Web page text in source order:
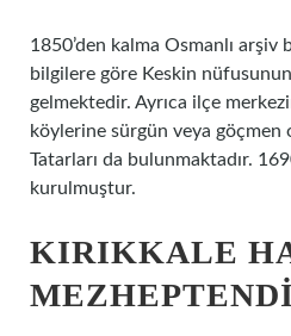
1850’den kalma Osmanlı arşiv
bilgilere göre Keskin
gelmektedir. Ayrıca ilçe
köylerine sürgün veya göçmen
Tatarları da bulunmaktadır.
kurulmuştur.
KIRIKKALE